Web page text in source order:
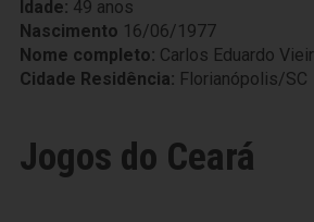
Idade: 49 anos
Nascimento 16/06/1977
Nome completo: Carlos Eduardo
Cidade Residência: Florianópolis/SC
Jogos do Ceará